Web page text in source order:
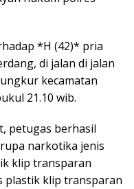
*H (42)* pria
di jalan di jalan
kecamatan
21.10 wib.
petugas berhasil
narkotika jenis
klip transparan
plastik klip transparan